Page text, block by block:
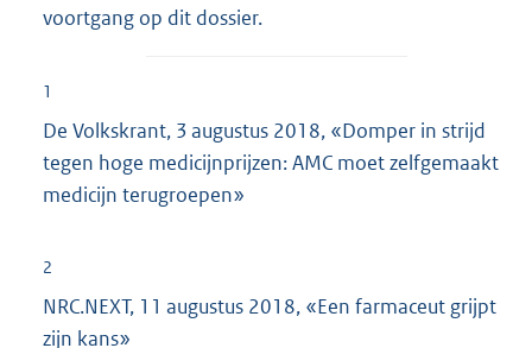
voortgang op dit dossier.
1
De Volkskrant, 3 augustus 2018, «Domper in strijd
tegen hoge medicijnprijzen: AMC moet zelfgemaakt
medicijn terugroepen»
2
NRC.NEXT, 11 augustus 2018, «Een farmaceut grijpt
zijn kans»